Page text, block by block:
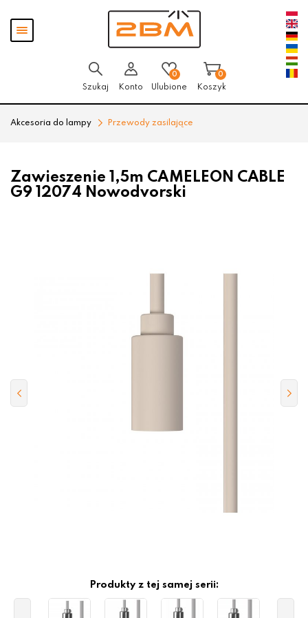
Pokaż
menu
Szukaj Konto
0
Ulubione
0
Koszyk
Akcesoria do lampy Przewody zasilające
Zawieszenie 1,5m CAMELEON CABLE
G9 12074 Nowodvorski
Produkty z tej samej serii: